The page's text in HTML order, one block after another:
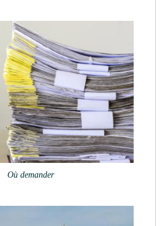
Où demander